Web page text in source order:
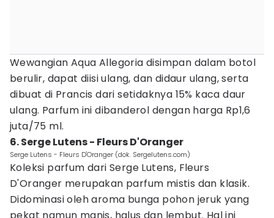
Wewangian Aqua Allegoria disimpan dalam botol
berulir, dapat diisi ulang, dan didaur ulang, serta
dibuat di Prancis dari setidaknya 15% kaca daur
ulang. Parfum ini dibanderol dengan harga Rp1,6
juta/75 ml.
6. Serge Lutens - Fleurs D'Oranger
Serge Lutens - Fleurs D'Oranger (dok. Sergelutens.com)
Koleksi parfum dari Serge Lutens, Fleurs
D'Oranger merupakan parfum mistis dan klasik.
Didominasi oleh aroma bunga pohon jeruk yang